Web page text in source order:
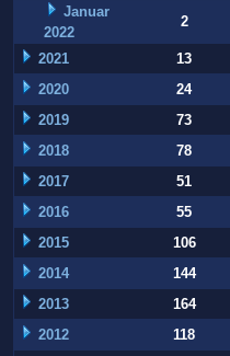
Januar
2022
2
2021 13
2020
24
2019
73
2018
78
2017
51
2016
55
2015
106
2014
144
2013
164
2012
118